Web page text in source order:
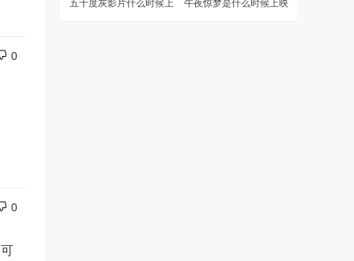
0
0
五十度灰影片什么时候上
午夜惊梦是什么时候上映